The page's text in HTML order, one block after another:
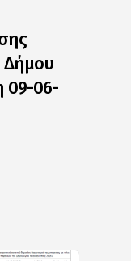
Δήμου
09-06-